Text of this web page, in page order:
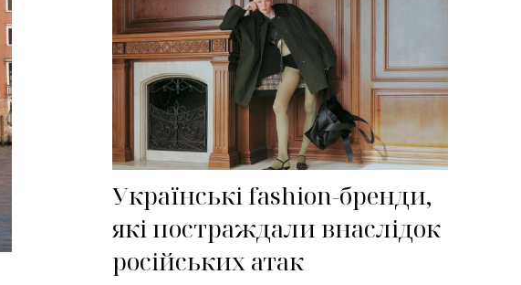
Українські fashion-бренди,
які постраждали внаслідок
російських атак